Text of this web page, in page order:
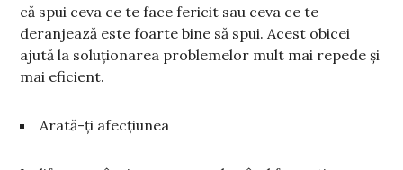
că spui ceva ce te face fericit sau ceva ce te
deranjează este foarte bine să spui. Acest obicei
ajută la soluționarea problemelor mult mai repede și
mai eficient.
Arată-ți afecțiunea